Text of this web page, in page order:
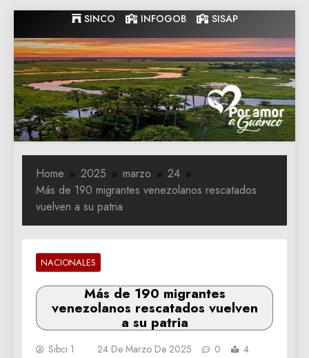
to
content
SINCO INFOGOB SISAP
Gobernacion
de Guarico
Gobernacion de Guarico
Home 2025 marzo
24
Más de 190 migrantes venezolanos rescatados
vuelven a su patria
NACIONALES
Más de 190 migrantes
venezolanos rescatados vuelven
a su patria
Sibci 1 24 De Marzo De 2025 0
4